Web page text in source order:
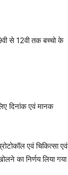
से 12वी तक बच्चो के
दिनांक एवं मानक
एवं चिकित्सा एवं
का निर्णय लिया गया